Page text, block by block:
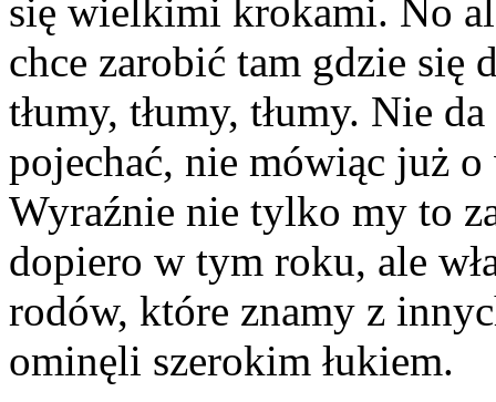
się wielkimi krokami. No
chce zarobić tam gdzie się
tłumy, tłumy, tłumy. Nie
pojechać, nie mówiąc już
Wyraźnie nie tylko my to
dopiero w tym roku, ale
rodów, które znamy z
ominęli szerokim łukiem.